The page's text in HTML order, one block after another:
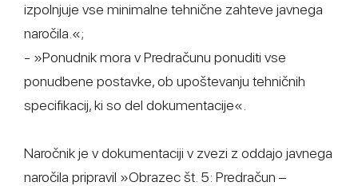
izpolnjuje vse minimalne tehnične zahteve javnega
naročila.«;
- »Ponudnik mora v Predračunu ponuditi vse
ponudbene postavke, ob upoštevanju tehničnih
specifikacij, ki so del dokumentacije«.
Naročnik je v dokumentaciji v zvezi z oddajo javnega
naročila pripravil »Obrazec št. 5: Predračun –